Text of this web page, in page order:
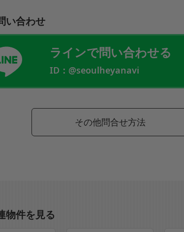
い合わせ
ラインで問い合わせる
ID：@seoulheyanavi
その他問合せ方法
物件を見る